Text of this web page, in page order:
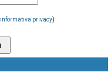
informativa privacy)